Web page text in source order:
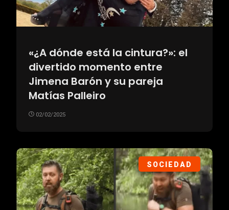
«¿A dónde está la cintura?»: el
divertido momento entre
Jimena Barón y su pareja
Matías Palleiro
02/02/2025
SOCIEDAD